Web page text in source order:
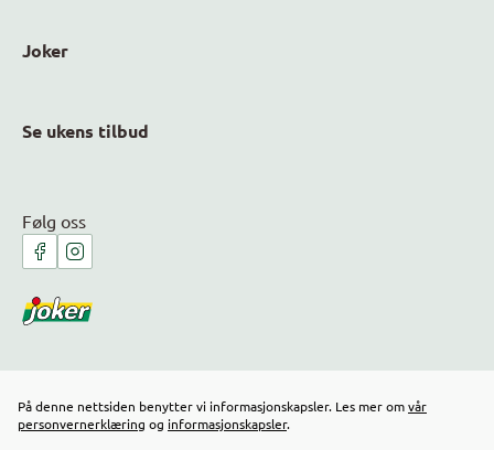
Joker
Se ukens tilbud
Følg oss
På denne nettsiden benytter vi informasjonskapsler. Les mer omvår
personvernerklæring og informasjonskapsler.